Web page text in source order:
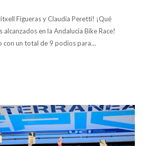
Figueras y Claudia Peretti! ¡Qué
en la Andalucía Bike Race!
con un total de 9 podios para…